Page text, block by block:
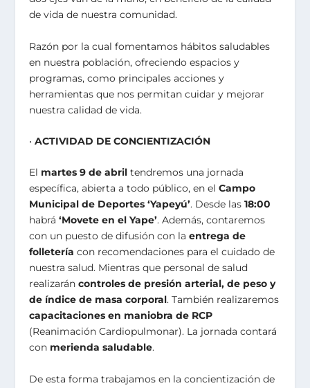
de vida de nuestra comunidad.
Razón por la cual fomentamos hábitos saludables
en nuestra población, ofreciendo espacios y
programas, como principales acciones y
herramientas que nos permitan cuidar y mejorar
nuestra calidad de vida.
•ACTIVIDAD DE CONCIENTIZACIÓN
El martes 9 de abril tendremos una jornada
específica, abierta a todo público, en elCampo
Municipal de Deportes ‘Yapeyú’. Desde las18:00
habrá‘Movete en el Yape’. Además, contaremos
con un puesto de difusión con laentrega de
folleteríacon recomendaciones para el cuidado de
nuestra salud. Mientras que personal de salud
realizaráncontroles de presión arterial, de peso y
de índice de masa corporal. También realizaremos
capacitaciones en maniobra de RCP
(Reanimación Cardiopulmonar). La jornada contará
con merienda saludable.
De esta forma trabajamos en la concientización de